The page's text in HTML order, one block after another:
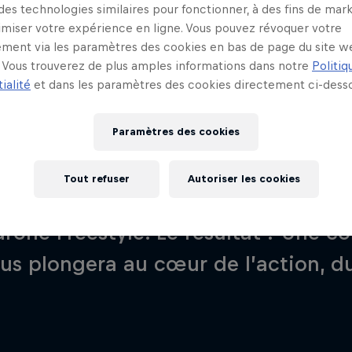
projet né de la rencontre de
Motocross Freestyle, et de Tom
Freestyle. Le résultat ? Une
plongera au cœur de l’action,
technologies similaires pour fonctionner, à des fins de
votre expérience en ligne. Vous pouvez révoquer votre
via les paramètres des cookies en bas de page du site
trouverez de plus amples informations dans notre
et dans les paramètres des cookies directement ci-
Paramètres des cookies
Tout refuser Autoriser les cookies